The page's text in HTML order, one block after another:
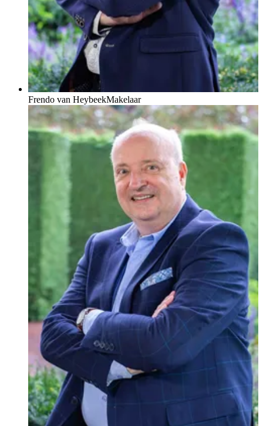
Frendo van HeybeekMakelaar